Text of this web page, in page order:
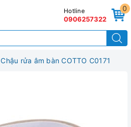
0
Hotline
0906257322
Chậu rửa âm bàn COTTO C0171